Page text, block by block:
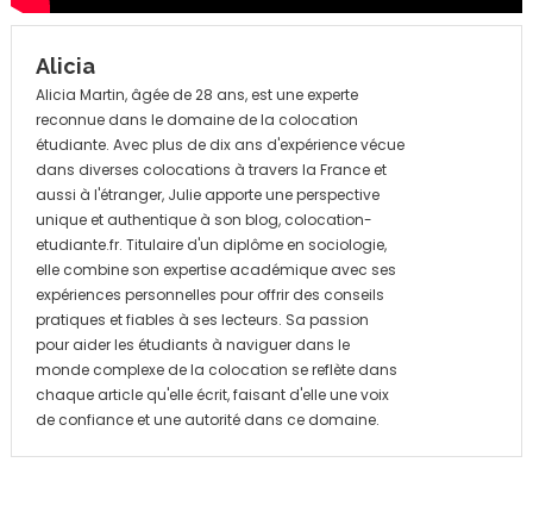
Alicia
Alicia Martin, âgée de 28 ans, est une experte
reconnue dans le domaine de la colocation
étudiante. Avec plus de dix ans d'expérience vécue
dans diverses colocations à travers la France et
aussi à l'étranger, Julie apporte une perspective
unique et authentique à son blog, colocation-
etudiante.fr. Titulaire d'un diplôme en sociologie,
elle combine son expertise académique avec ses
expériences personnelles pour offrir des conseils
pratiques et fiables à ses lecteurs. Sa passion
pour aider les étudiants à naviguer dans le
monde complexe de la colocation se reflète dans
chaque article qu'elle écrit, faisant d'elle une voix
de confiance et une autorité dans ce domaine.